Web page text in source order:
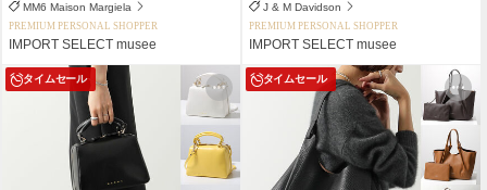
MM6 Maison Margiela
PREMIUM PERSONAL SHOPPER
IMPORT SELECT musee
J & M Davidson
PREMIUM PERSONAL SHOPPER
IMPORT SELECT musee
タイムセール タイムセール